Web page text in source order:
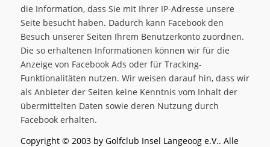
die Information, dass Sie mit Ihrer IP-Adresse unsere
Seite besucht haben. Dadurch kann Facebook den
Besuch unserer Seiten Ihrem Benutzerkonto zuordnen.
Die so erhaltenen Informationen können wir für die
Anzeige von Facebook Ads oder für Tracking-
Funktionalitäten nutzen. Wir weisen darauf hin, dass wir
als Anbieter der Seiten keine Kenntnis vom Inhalt der
übermittelten Daten sowie deren Nutzung durch
Facebook erhalten.
Copyright © 2003 by Golfclub Insel Langeoog e.V.. Alle